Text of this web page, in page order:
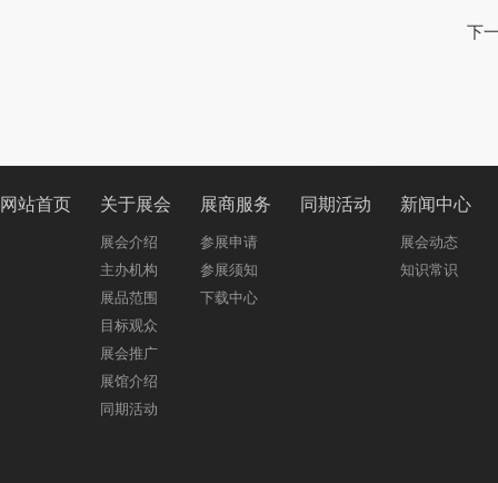
下
网站首页 关于展会
展会介绍
主办机构
展品范围
目标观众
展会推广
展馆介绍
同期活动
展商服务
参展申请
参展须知
下载中心
同期活动 新闻中心
展会动态
知识常识